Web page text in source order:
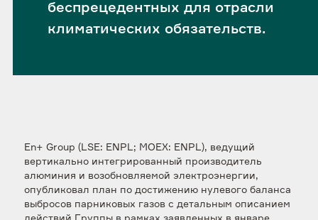
беспрецедентных для отрасли
климатических обязательств.
En+ Group (LSE: ENPL; MOEX: ENPL), ведущий
вертикально интегрированный производитель
алюминия и возобновляемой электроэнергии,
опубликовал план по достижению нулевого баланса
выбросов парниковых газов с детальным описанием